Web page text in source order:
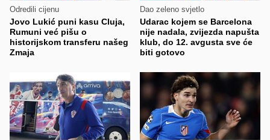
Odredili cijenu
Jovo Lukić puni kasu Cluja,
Rumuni već pišu o
historijskom transferu našeg
Zmaja
Dao zeleno svjetlo
Udarac kojem se Barcelona
nije nadala, zvijezda napušta
klub, do 12. avgusta sve će
biti gotovo